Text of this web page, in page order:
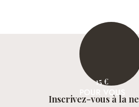
15 €
POUR VOUS
Inscrivez-vous à la